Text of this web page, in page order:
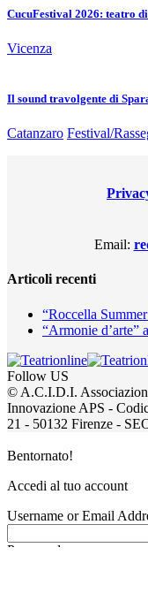
CucuFestival 2026: teatro
Vicenza
Il sound travolgente di
Catanzaro Festival/
Email:
Articoli recenti
“Roccella
“Armonie d’arte”
Follow US
© A.C.I.D.I.
Innovazione APS -
21 - 50132 Firenze -
Bentornato!
Accedi al tuo account
Username or Email
Password